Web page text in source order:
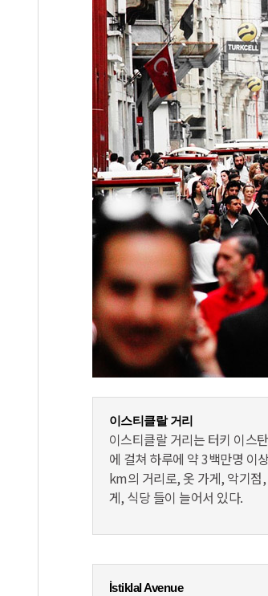
이스티클랄 거리
이스티클랄 거리는 터키 이스
에 걸쳐 하루에 약 3백만명 이
km의 거리로, 옷 가게, 악기점
게, 식당 들이 늘어서 있다.
İstiklal Avenue